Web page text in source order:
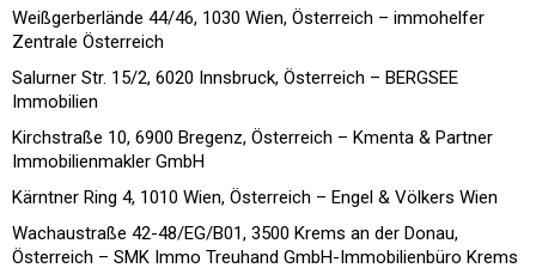
Weißgerberlände 44/46, 1030 Wien, Österreich – immohelfer
Zentrale Österreich
Salurner Str. 15/2, 6020 Innsbruck, Österreich – BERGSEE
Immobilien
Kirchstraße 10, 6900 Bregenz, Österreich – Kmenta & Partner
Immobilienmakler GmbH
Kärntner Ring 4, 1010 Wien, Österreich – Engel & Völkers Wien
Wachaustraße 42-48/EG/B01, 3500 Krems an der Donau,
Österreich – SMK Immo Treuhand GmbH-Immobilienbüro Krems